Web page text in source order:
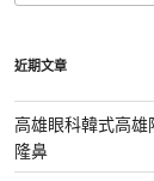
關
字:
近期文章
高雄眼科韓式高
隆鼻